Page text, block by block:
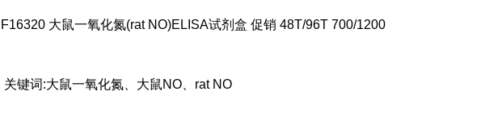
F16320 大鼠一氧化氮(rat NO)ELISA试剂盒 促销 48T/96T 700/1200
关键词:大鼠一氧化氮、大鼠NO、rat NO